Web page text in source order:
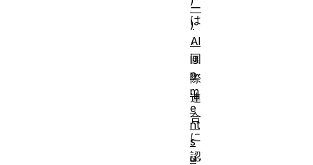
は
、
国
際
連
合
に
認
ー
)
Al
ig
n
m
e
nt
s
u